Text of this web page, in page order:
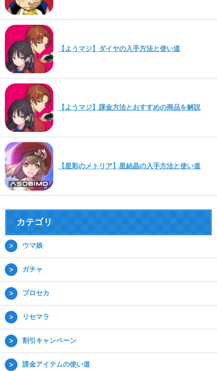
【ようマジ】ダイヤの入手方法と使い道
【ようマジ】課金方法とおすすめの商品を解説
【星彩のメトリア】星結晶の入手方法と使い道
カテゴリ
ウマ娘
ガチャ
プロセカ
リセマラ
割引キャンペーン
課金アイテムの使い道